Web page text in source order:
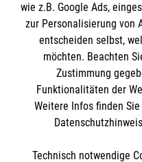
Datenschutz
Barrierefreiheit
Kontakt
Ansprechpersonen
Die Malteser
Malteser in
Malteserorden
Sharepoint
Spendenkonto
wie z.B. Google Ads,
zur Personalisierung von
entscheiden selbst,
möchten. Beachten
Zustimmung
Funktionalitäten der
Weitere Infos finden
Technisch notwendige